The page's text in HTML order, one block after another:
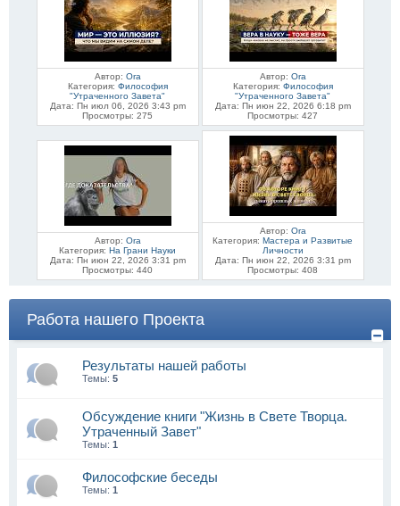
Автор: Ora
Категория: Философия
"Утраченного Завета"
Дата: Пн июл 06, 2026 3:43 pm
Просмотры: 275
Автор: Ora
Категория: Философия
"Утраченного Завета"
Дата: Пн июн 22, 2026 6:18 pm
Просмотры: 427
Автор: Ora
Категория: На Грани Науки
Дата: Пн июн 22, 2026 3:31 pm
Просмотры: 440
Автор: Ora
Категория: Мастера и Развитые
Личности
Дата: Пн июн 22, 2026 3:31 pm
Просмотры: 408
Работа нашего Проекта
Результаты нашей работы
Темы: 5
Обсуждение книги "Жизнь в Свете Творца.
Утраченный Завет"
Темы: 1
Философские беседы
Темы: 1